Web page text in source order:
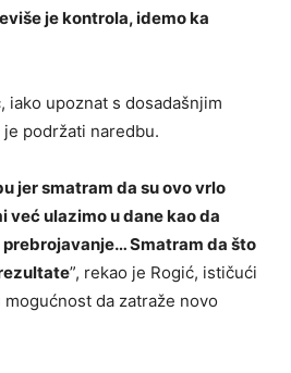
je kontrola, idemo ka
iako upoznat s dosadašnjim
podržati naredbu.
jer smatram da su ovo vrlo
već ulazimo u dane kao da
Smatram da što
”, rekao je Rogić, ističući
da zatraže novo